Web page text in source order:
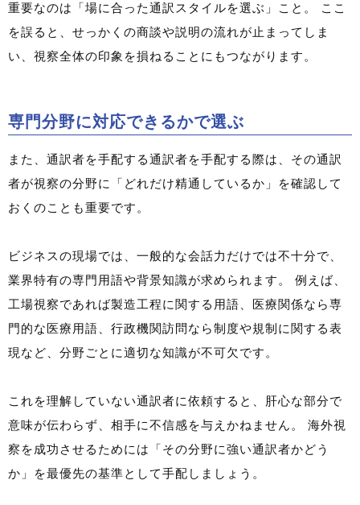
重要なのは「場に合った通訳スタイルを選ぶ」こと。 ここ
を誤ると、せっかくの商談や説明の流れが止まってしま
い、視察全体の印象を損ねることにもつながります。
専門分野に対応できるかで選ぶ
また、通訳者を手配する通訳者を手配する際は、その通訳
者が視察の分野に「どれだけ精通しているか」を確認して
おくのことも重要です。
ビジネスの現場では、一般的な会話力だけでは不十分で、
業界特有の専門用語や背景知識が求められます。 例えば、
工場視察であれば製造工程に関する用語、医療関係なら専
門的な医療用語、行政機関訪問なら制度や規制に関する表
現など、分野ごとに適切な知識が不可欠です。
これを理解していない通訳者に依頼すると、肝心な部分で
意味が伝わらず、相手に不信感を与えかねません。 海外視
察を成功させるためには「その分野に強い通訳者かどう
か」を最優先の基準として手配しましょう。